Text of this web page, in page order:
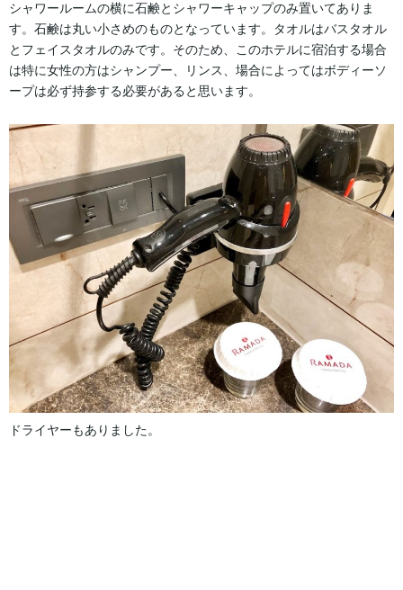
シャワールームの横に石鹸とシャワーキャップのみ置いてありま
す。石鹸は丸い小さめのものとなっています。タオルはバスタオル
とフェイスタオルのみです。そのため、このホテルに宿泊する場合
は特に女性の方はシャンプー、リンス、場合によってはボディーソ
ープは必ず持参する必要があると思います。
ドライヤーもありました。